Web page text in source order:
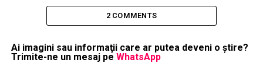
2 COMMENTS
Ai imagini sau informaţii care ar putea deveni o ştire?
Trimite-ne un mesaj pe WhatsApp